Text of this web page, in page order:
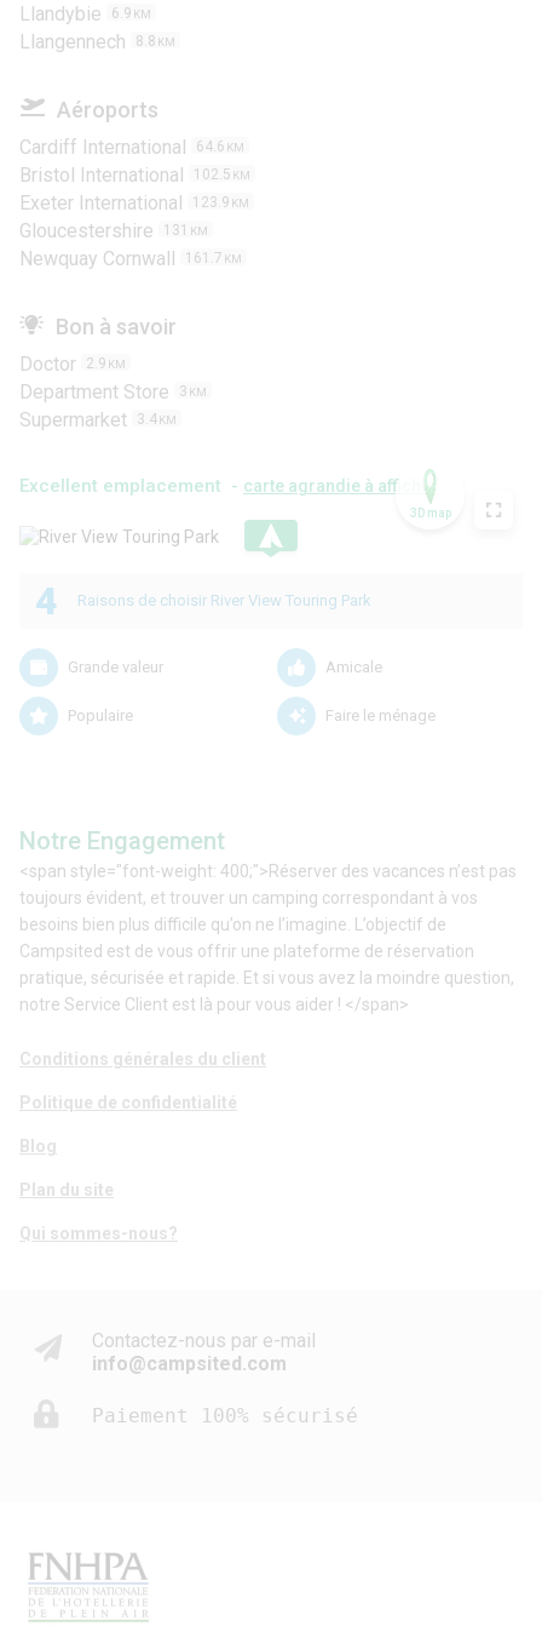
Llandybie 6.9 KM
Llangennech 8.8 KM
Aéroports
Cardiff International 64.6 KM
Bristol International 102.5 KM
Exeter International 123.9 KM
Gloucestershire 131 KM
Newquay Cornwall 161.7 KM
Bon à savoir
Doctor 2.9 KM
Department Store 3 KM
Supermarket 3.4 KM
Excellent emplacement - carte agrandie à afficher
.
3D map
4 Raisons de choisir River View Touring Park
Grande valeur Amicale
Populaire Faire le ménage
Notre Engagement
<span style="font-weight: 400;">Réserver des vacances n’est pas
toujours évident, et trouver un camping correspondant à vos
besoins bien plus difficile qu’on ne l’imagine. L’objectif de
Campsited est de vous offrir une plateforme de réservation
pratique, sécurisée et rapide. Et si vous avez la moindre question,
notre Service Client est là pour vous aider ! </span>
Conditions générales du client
Politique de confidentialité
Blog
Plan du site
Qui sommes-nous?
Contactez-nous par e-mail
info@campsited.com
Paiement 100% sécurisé